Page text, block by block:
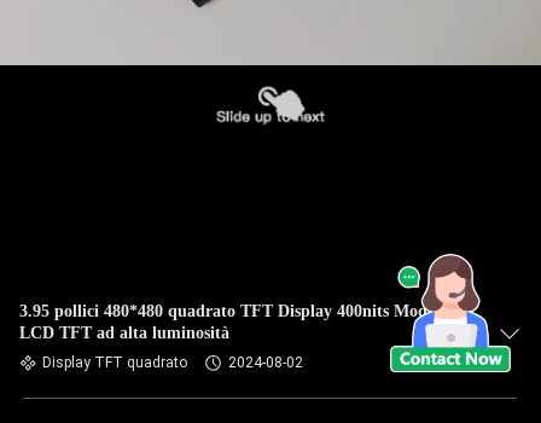
3.95 pollici 480*480 quadrato TFT Display 400nits Modulo
LCD TFT ad alta luminosità
Display TFT quadrato 2024-08-02